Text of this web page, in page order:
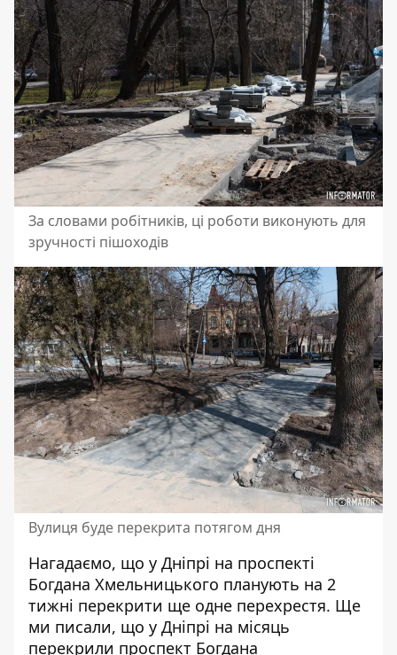
За словами робітників, ці роботи виконують для
зручності пішоходів
Вулиця буде перекрита потягом дня
Нагадаємо, що у Дніпрі на проспекті
Богдана Хмельницького планують на 2
тижні перекрити ще одне перехрестя. Ще
ми писали, що у Дніпрі на місяць
перекрили проспект Богдана